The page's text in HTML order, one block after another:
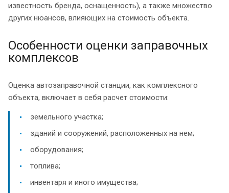
известность бренда, оснащенность), а также множество
других нюансов, влияющих на стоимость объекта.
Особенности оценки заправочных
комплексов
Оценка автозаправочной станции, как комплексного
объекта, включает в себя расчет стоимости:
земельного участка;
зданий и сооружений, расположенных на нем;
оборудования;
топлива;
инвентаря и иного имущества;